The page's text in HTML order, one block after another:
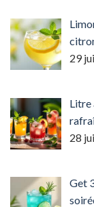
29
Litre
28
Get